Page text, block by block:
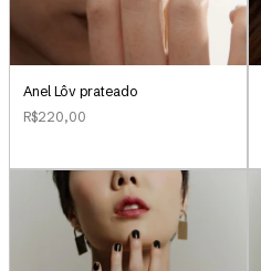
Anel Lôv prateado
R$220,00